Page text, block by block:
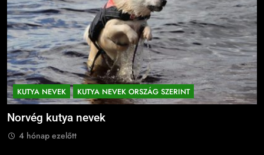
KUTYA NEVEK KUTYA NEVEK ORSZÁG SZERINT
Norvég kutya nevek
4 hónap ezelőtt